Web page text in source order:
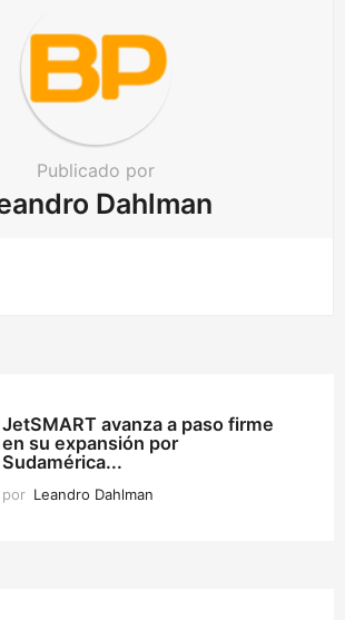
Publicado por
Dahlman
JetSMART avanza a paso firme
en su expansión por
Sudamérica...
por Leandro Dahlman